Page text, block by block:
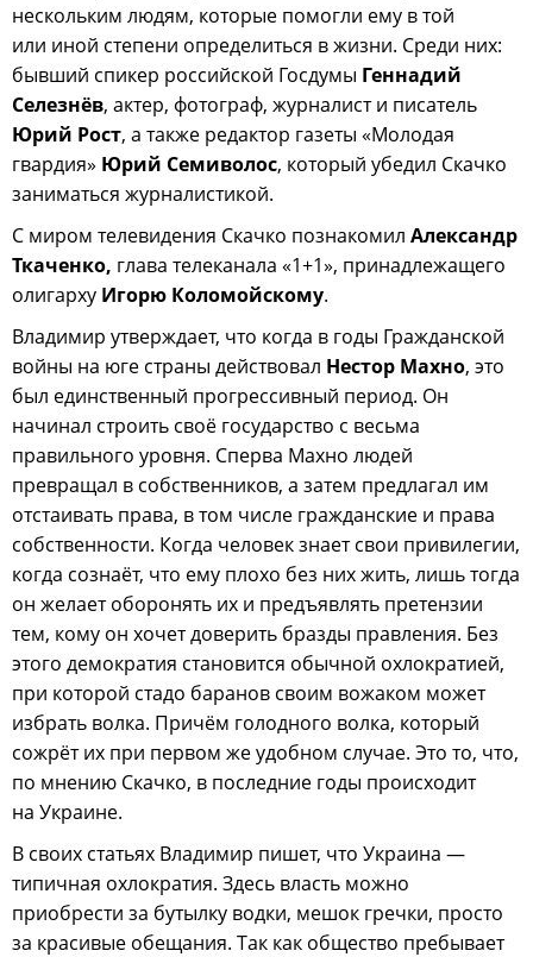
нескольким людям, которые помогли ему в той
или иной степени определиться в жизни. Среди них:
бывший спикер российской Госдумы Геннадий
Селезнёв, актер, фотограф, журналист и писатель
Юрий Рост, а также редактор газеты «Молодая
гвардия» Юрий Семиволос, который убедил Скачко
заниматься журналистикой.
С миром телевидения Скачко познакомил Александр
Ткаченко, глава телеканала «1+1», принадлежащего
олигарху Игорю Коломойскому.
Владимир утверждает, что когда в годы Гражданской
войны на юге страны действовал Нестор Махно, это
был единственный прогрессивный период. Он
начинал строить своё государство с весьма
правильного уровня. Сперва Махно людей
превращал в собственников, а затем предлагал им
отстаивать права, в том числе гражданские и права
собственности. Когда человек знает свои привилегии,
когда сознаёт, что ему плохо без них жить, лишь тогда
он желает оборонять их и предъявлять претензии
тем, кому он хочет доверить бразды правления. Без
этого демократия становится обычной охлократией,
при которой стадо баранов своим вожаком может
избрать волка. Причём голодного волка, который
сожрёт их при первом же удобном случае. Это то, что,
по мнению Скачко, в последние годы происходит
на Украине.
В своих статьях Владимир пишет, что Украина —
типичная охлократия. Здесь власть можно
приобрести за бутылку водки, мешок гречки, просто
за красивые обещания. Так как общество пребывает